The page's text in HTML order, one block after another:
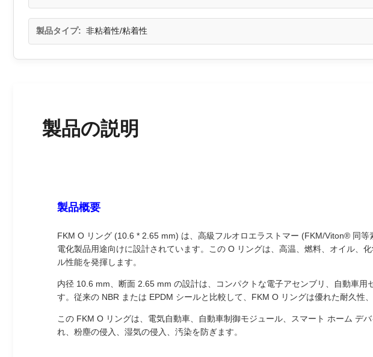
製品タイプ: 非粘着性/粘着性
製品の説明
製品概要
FKM O リング (10.6 * 2.65 mm) は、高級フルオロエラストマー (FKM/Viton® 同
電化製品用途向けに設計されています。この O リングは、高温、燃料、オイル、
ル性能を発揮します。
内径 10.6 mm、断面 2.65 mm の設計は、コンパクトな電子アセンブリ、自動車
す。従来の NBR または EPDM シールと比較して、FKM O リングは優れた耐久性
この FKM O リングは、電気自動車、自動車制御モジュール、スマート ホーム デ
れ、粉塵の侵入、湿気の侵入、汚染を防ぎます。